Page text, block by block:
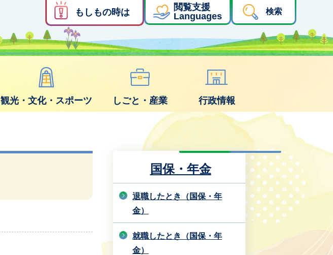
もしもの時は
閲覧支援
Languages
検索
観光・文化・スポーツ しごと・産業 行政情報
国保・年金
退職したとき（国保・年
金）
就職したとき（国保・年
金）